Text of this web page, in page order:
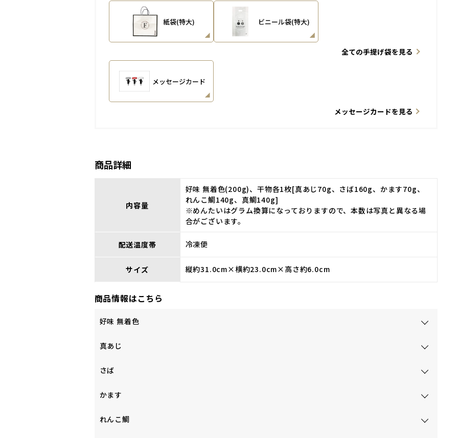
紙袋(特大) ビニール袋(特大)
全ての手提げ袋を見る
メッセージカード
メッセージカードを見る
商品詳細
内容量
好味 無着色(200g)、干物各1枚[真あじ70g、さば160g、かます70g、
れんこ鯛140g、真鯛140g]
※めんたいはグラム換算になっておりますので、本数は写真と異なる場
合がございます。
配送温度帯 冷凍便
サイズ 縦約31.0cm×横約23.0cm×高さ約6.0cm
商品情報はこちら
好味 無着色
真あじ
さば
かます
れんこ鯛